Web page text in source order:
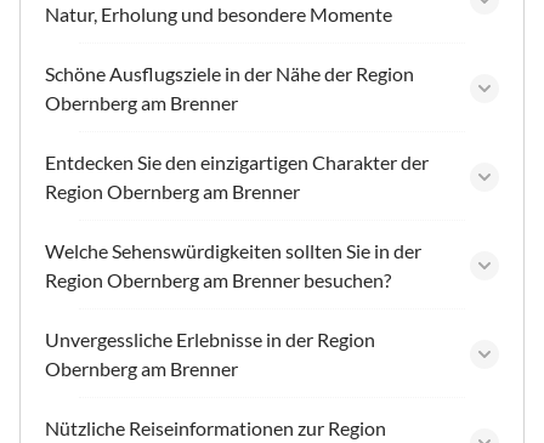
Natur, Erholung und besondere Momente
Schöne Ausflugsziele in der Nähe der Region
Obernberg am Brenner
Entdecken Sie den einzigartigen Charakter der
Region Obernberg am Brenner
Welche Sehenswürdigkeiten sollten Sie in der
Region Obernberg am Brenner besuchen?
Unvergessliche Erlebnisse in der Region
Obernberg am Brenner
Nützliche Reiseinformationen zur Region